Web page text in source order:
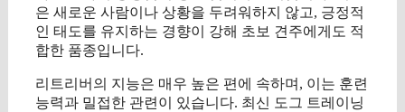
은 새로운 사람이나 상황을 두려워하지 않고, 긍정적
인 태도를 유지하는 경향이 강해 초보 견주에게도 적
합한 품종입니다.
리트리버의 지능은 매우 높은 편에 속하며, 이는 훈련
능력과 밀접한 관련이 있습니다. 최신 도그 트레이닝